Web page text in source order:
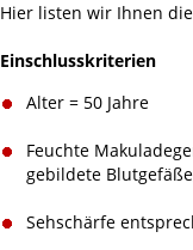
Hier listen wir Ihnen
Einschlusskriterien
Alter = 50 Jahre
Feuchte
gebildete
Sehschärfe